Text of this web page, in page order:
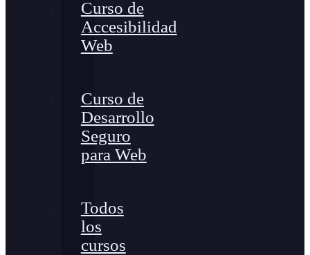
Curso de
Accesibilidad
Web
Curso de
Desarrollo
Seguro
para Web
Todos
los
cursos